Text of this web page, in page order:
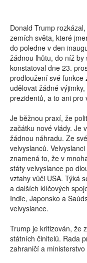
Donald Trump
zemích světa, které
do poledne v den
žádnou lhůtu, do níž by
konstatoval dne 23.
prodloužení své funkce
udělovat žádné
prezidentů, a to ani pro
Je běžnou praxí, že
začátku nové vlády. Je
žádnou náhradu. Ze
velvyslanců.
znamená to, že v
státy velvyslance po
vztahy vůči USA. Týká
a dalších klíčových
Indie, Japonsko a
velvyslance.
Trump je kritizován, že
státních činitelů. Rada
zahraničí a